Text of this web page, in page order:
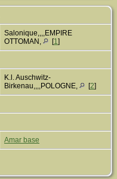
Salonique,,,,EMPIRE
OTTOMAN,
[1]
K.l. Auschwitz-
Birkenau,,,,POLOGNE,
[2]
Amar base